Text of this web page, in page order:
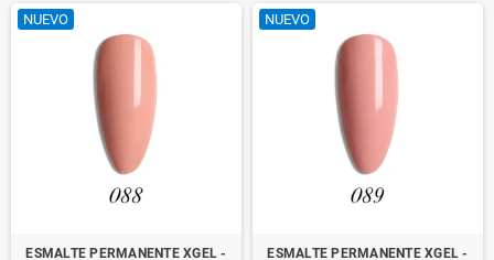
NUEVO
ESMALTE PERMANENTE XGEL -
NUEVO
ESMALTE PERMANENTE XGEL -